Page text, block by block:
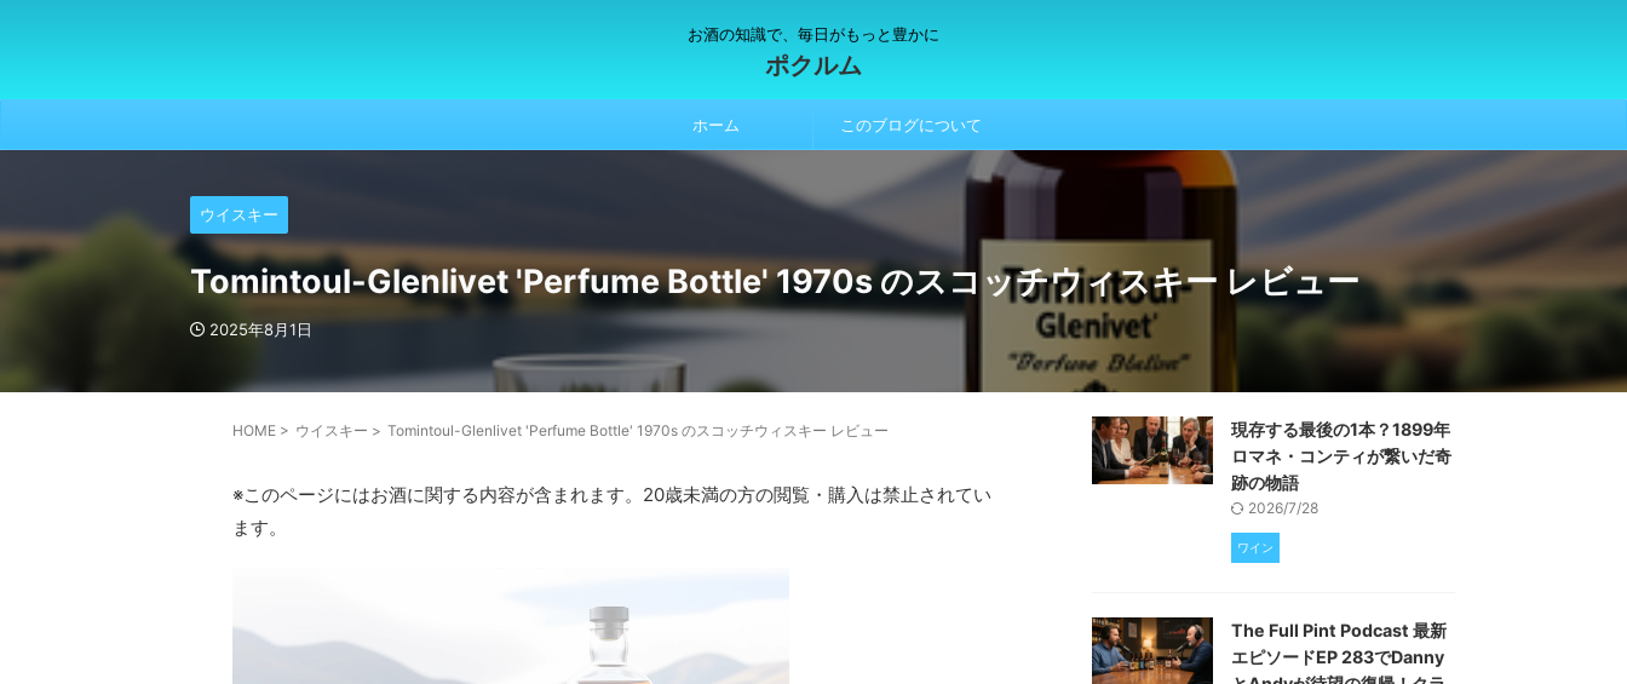
お酒の知識で、毎日がもっと豊かに
ポクルム
ホーム このブログについて
ウイスキー
Tomintoul-Glenlivet 'Perfume Bottle' 1970s のスコッチウィスキー レビュー
2025年8月1日
HOME > ウイスキー > Tomintoul-Glenlivet 'Perfume Bottle' 1970s のスコッチウィスキー レビュー
※このページにはお酒に関する内容が含まれます。20歳未満の方の閲覧・購入は禁止されてい
ます。
現存する最後の1本？1899年
ロマネ・コンティが繋いだ奇
跡の物語
2026/7/28
ワイン
The Full Pint Podcast 最新
エピソードEP 283でDanny